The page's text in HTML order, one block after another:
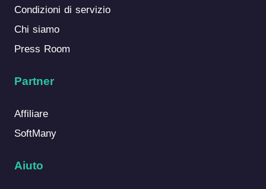
Condizioni di servizio
Chi siamo
Press Room
Partner
Affiliare
SoftMany
Aiuto